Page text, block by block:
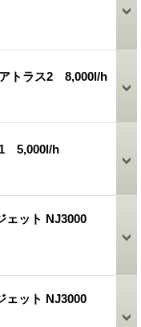
トラス2 8,000l/h
5,000l/h
ェット NJ3000
ェット NJ3000